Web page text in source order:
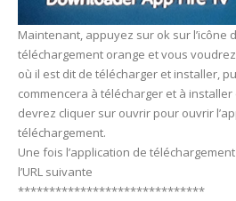
Maintenant, appuyez sur ok sur l’icône
téléchargement orange et vous
où il est dit de télécharger et installer,
commencera à télécharger et à
devrez cliquer sur ouvrir pour ouvrir
téléchargement.
Une fois l’application de
l’URL suivante
******************************